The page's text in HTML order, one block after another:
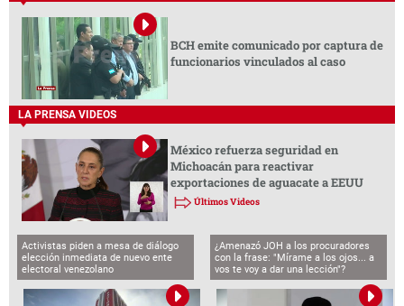
BCH emite comunicado por captura de
funcionarios vinculados al caso
LA PRENSA VIDEOS
México refuerza seguridad en
Michoacán para reactivar
exportaciones de aguacate a EEUU
Últimos Videos
Activistas piden a mesa de diálogo
elección inmediata de nuevo ente
electoral venezolano
¿Amenazó JOH a los procuradores
con la frase: "Mírame a los ojos... a
vos te voy a dar una lección"?